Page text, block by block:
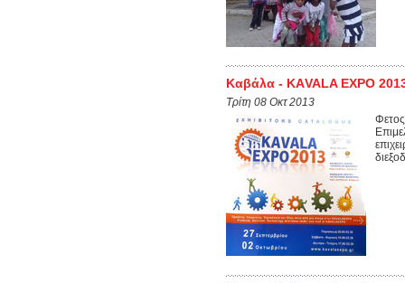
Καβάλα - ΚΑVALA EXPO
Τρίτη 08 Οκτ 2013